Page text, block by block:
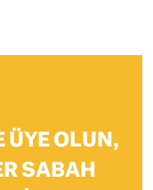
ÜYE OLUN,
SABAH